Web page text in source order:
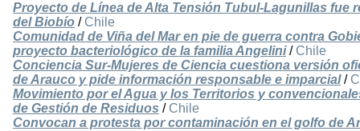
Proyecto de Línea de Alta Tensión Tubul-Lagunillas fue
del Biobío / Chile
Comunidad de Viña del Mar en pie de guerra contra
proyecto bacteriológico de la familia Angelini/ Chile
Conciencia Sur-Mujeres de Ciencia cuestiona versión
de Arauco y pide información responsable e imparcial/
Movimiento por el Agua y los Territorios y
de Gestión de Residuos / Chile
Convocan a protesta por contaminación en el golfo de